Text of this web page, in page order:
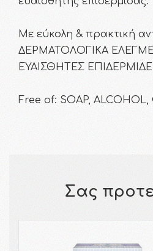
Με εύκολη & πρακτική
ΔΕΡΜΑΤΟΛΟΓΙΚΑ
ΕΥΑΙΣΘΗΤΕΣ
Free of: SOAP, ALCOHOL,
Σας